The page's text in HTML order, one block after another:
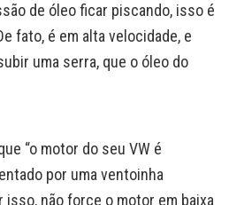
de óleo ficar piscando, isso é
fato, é em alta velocidade, e
uma serra, que o óleo do
“o motor do seu VW é
por uma ventoinha
isso, não force o motor em baixa